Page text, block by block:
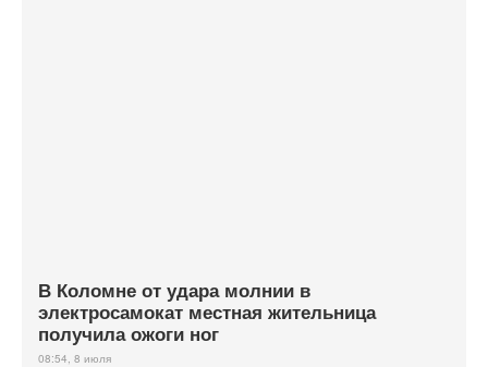
В Коломне от удара молнии в
электросамокат местная жительница
получила ожоги ног
08:54, 8 июля